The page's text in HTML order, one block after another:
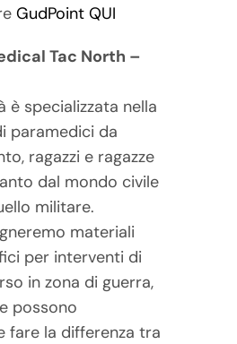
GudPoint QUI
Tac North –
è specializzata nella
paramedici da
ragazzi e ragazze
dal mondo civile
militare.
materiali
per interventi di
in zona di guerra,
possono
fare la differenza tra